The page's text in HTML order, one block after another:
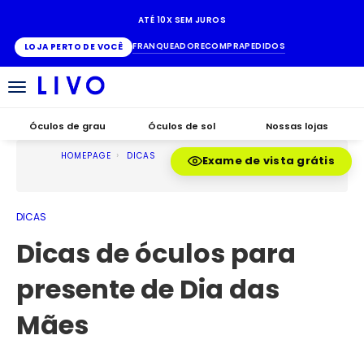
ATÉ 10X SEM JUROS
LOJA PERTO DE VOCÊ FRANQUEADORECOMPRAPEDIDOS
Alternar
Óculos de grau Óculos de sol Nossas lojas
Exame de vista grátis
HOMEPAGE DICAS
DICAS
Dicas de óculos para
presente de Dia das
Mães